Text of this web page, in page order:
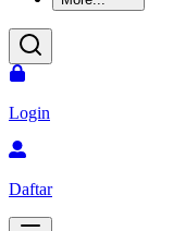
Login
Daftar